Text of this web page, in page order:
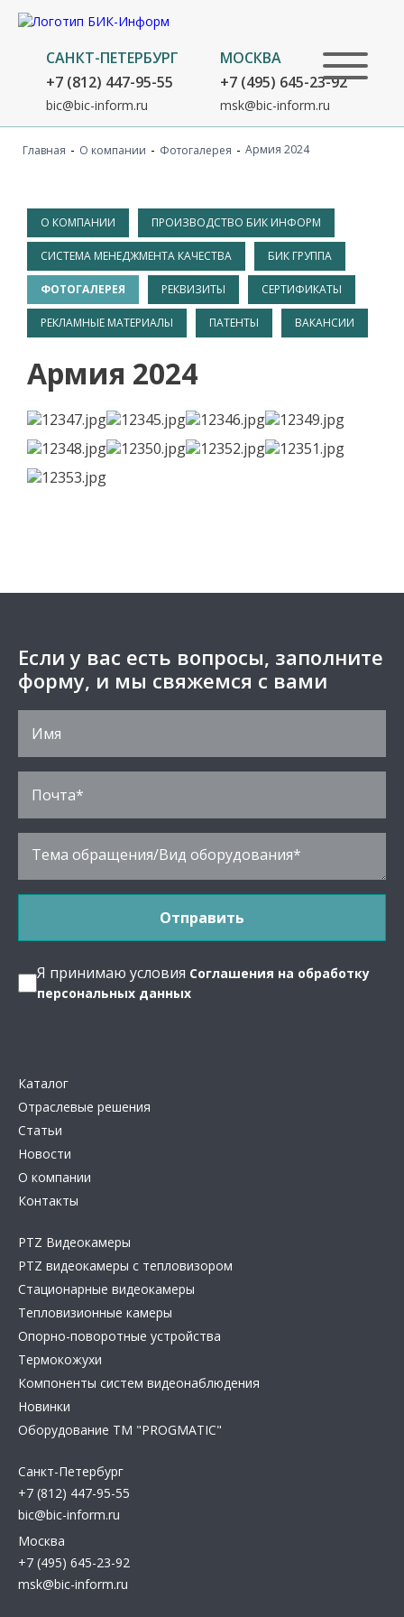
САНКТ-ПЕТЕРБУРГ
+7 (812) 447-95-55
bic@bic-inform.ru
МОСКВА
+7 (495) 645-23-92
msk@bic-inform.ru
Главная - О компании - Фотогалерея - Армия 2024
О КОМПАНИИ ПРОИЗВОДСТВО БИК ИНФОРМ
СИСТЕМА МЕНЕДЖМЕНТА КАЧЕСТВА БИК ГРУППА
ФОТОГАЛЕРЕЯ РЕКВИЗИТЫ СЕРТИФИКАТЫ
РЕКЛАМНЫЕ МАТЕРИАЛЫ ПАТЕНТЫ ВАКАНСИИ
Армия 2024
Если у вас есть вопросы, заполните
форму, и мы свяжемся с вами
Я принимаю условия Соглашения на обработку
персональных данных
Каталог
Отраслевые решения
Статьи
Новости
О компании
Контакты
PTZ Видеокамеры
PTZ видеокамеры с тепловизором
Стационарные видеокамеры
Тепловизионные камеры
Опорно-поворотные устройства
Термокожухи
Компоненты систем видеонаблюдения
Новинки
Оборудование TM "PROGMATIC"
Санкт-Петербург
+7 (812) 447-95-55
bic@bic-inform.ru
Москва
+7 (495) 645-23-92
msk@bic-inform.ru